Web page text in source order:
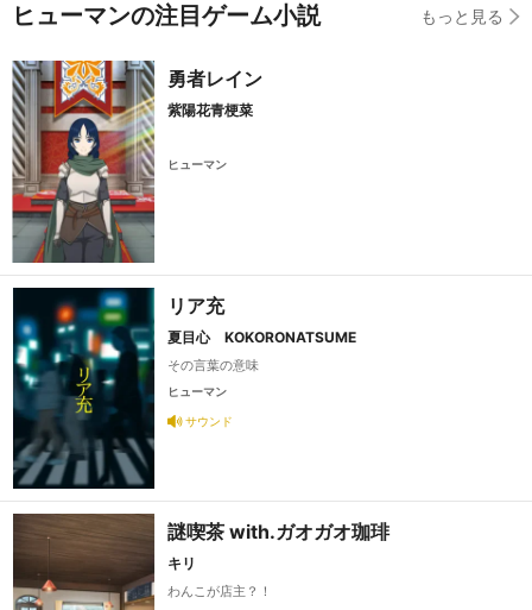
ヒューマンの注目ゲーム小説 もっと見る
勇者レイン
紫陽花青梗菜
ヒューマン
リア充
夏目心 KOKORONATSUME
その言葉の意味
ヒューマン
サウンド
謎喫茶 with.ガオガオ珈琲
キリ
わんこが店主？！